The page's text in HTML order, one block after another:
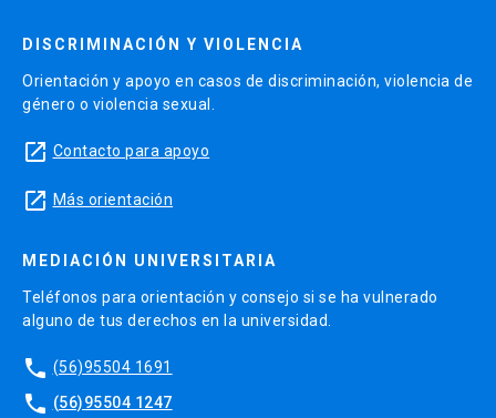
DISCRIMINACIÓN Y VIOLENCIA
Orientación y apoyo en casos de discriminación, violencia de
género o violencia sexual.
launch Contacto para apoyo
launch Más orientación
MEDIACIÓN UNIVERSITARIA
Teléfonos para orientación y consejo si se ha vulnerado
alguno de tus derechos en la universidad.
phone (56)95504 1691
phone (56)95504 1247